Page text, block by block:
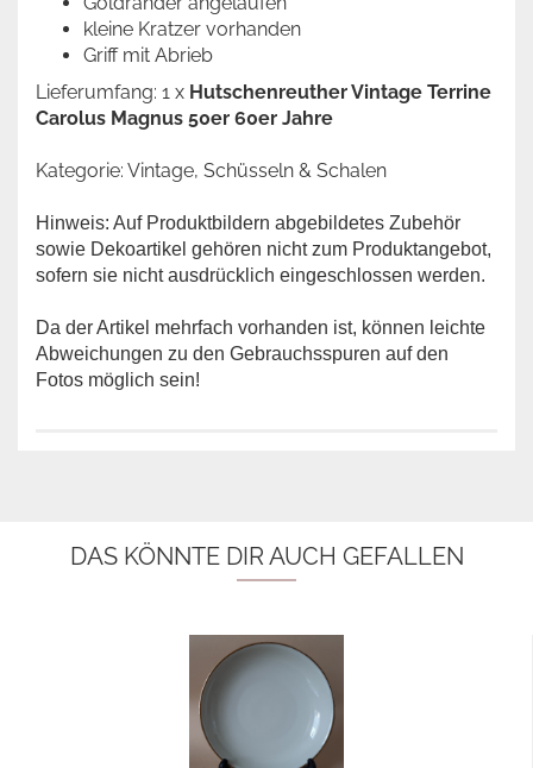
kleine Kratzer vorhanden
Griff mit Abrieb
Lieferumfang: 1 x Hutschenreuther Vintage Terrine
Carolus Magnus 50er 60er Jahre
Kategorie: Vintage, Schüsseln & Schalen
Hinweis: Auf Produktbildern abgebildetes Zubehör
sowie Dekoartikel gehören nicht zum Produktangebot,
sofern sie nicht ausdrücklich eingeschlossen werden.
Da der Artikel mehrfach vorhanden ist, können leichte
Abweichungen zu den Gebrauchsspuren auf den
Fotos möglich sein!
DAS KÖNNTE DIR AUCH GEFALLEN